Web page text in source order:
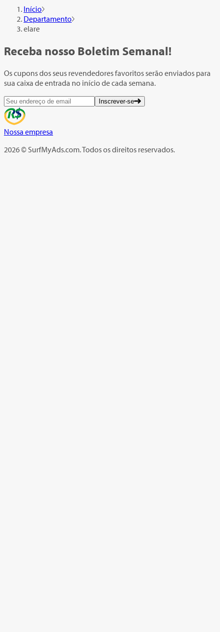
Início
Departamento
elare
Receba nosso Boletim Semanal!
Os cupons dos seus revendedores favoritos serão enviados para
sua caixa de entrada no início de cada semana.
Inscrever-se
Nossa empresa
2026 © SurfMyAds.com. Todos os direitos reservados.